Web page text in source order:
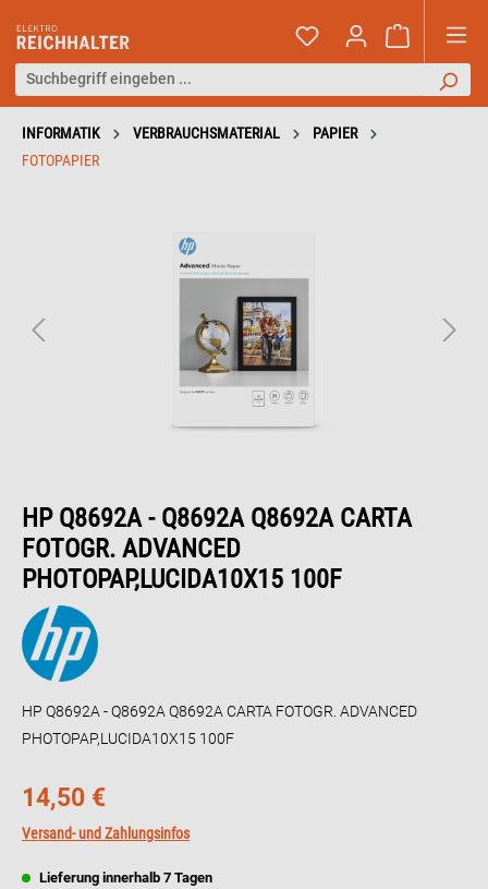
INFORMATIK VERBRAUCHSMATERIAL
PAPIER
FOTOPAPIER
HP Q8692A - Q8692A Q8692A CARTA
FOTOGR. ADVANCED
PHOTOPAP,LUCIDA10X15 100F
HP Q8692A - Q8692A Q8692A CARTA FOTOGR. ADVANCED
PHOTOPAP,LUCIDA10X15 100F
14,50 €
Versand- und Zahlungsinfos
Lieferung innerhalb 7 Tagen